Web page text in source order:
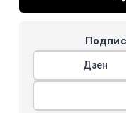
Дзен